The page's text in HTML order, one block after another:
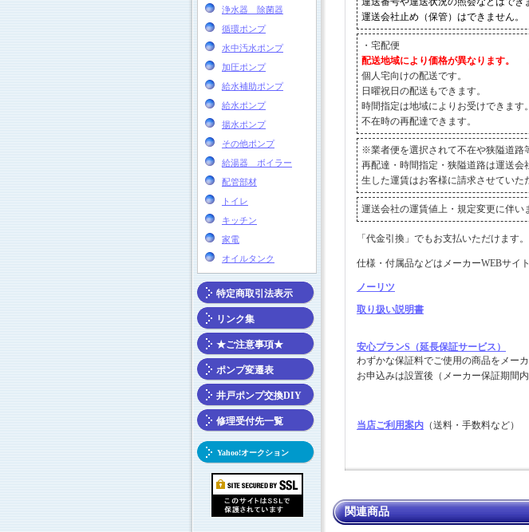
浄水器 除菌器
循環ポンプ
水中汚水ポンプ
加圧ポンプ
給水補助ポンプ
給水ポンプ
揚水ポンプ
その他ポンプ
給湯器 ボイラー
配管部材
トイレ
キッチン
家電
オイルタンク
特定商取引法表示
リンク集
★ご注意事項★
ポンプ変遷表
井戸ポンプ交換DIY
修理受付先一覧
Yahoo!オークション
運送会社止め（保管）はできません。
・宅配便
配送地域により価格が異なります。
個人宅向けの配送です。
日曜祝日の配送もできます。
時間指定は地域によりお受けできます
不在時の再配達できます。
※業者便を選択されて不在や狭隘道路
再配達・時間指定・狭隘道路は運送
生した運賃はお客様に請求させていた
運送会社の運賃値上・規定変更に伴い
「代金引換」でもお支払いただけます。
仕様・付属品などはメーカーWEBサイ
ノーリツ
取り扱い説明書
安心プランS（延長保証サービス）
わずかな保証料でご使用の商品をメー
お申込みは設置後（メーカー保証期間
当店ご利用案内 （送料・手数料など）
関連商品